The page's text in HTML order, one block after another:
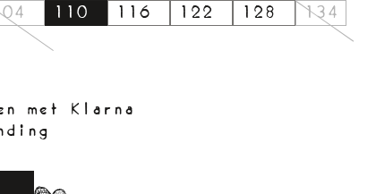
110 116 122 128
134
met Klarna